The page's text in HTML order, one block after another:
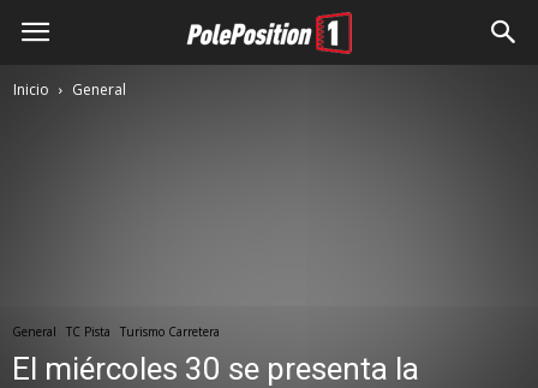
Inicio General
General TC Pista Turismo Carretera
El miércoles 30 se presenta la